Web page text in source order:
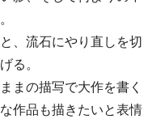
、流石にやり直しを切
る。
まの描写で大作を書く
作品も描きたいと表情